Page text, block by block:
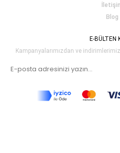
Blog
E-BÜLTEN
Kampanyalarımızdan ve